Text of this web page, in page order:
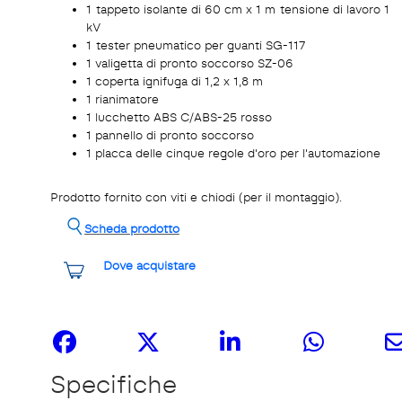
1 tappeto isolante di 60 cm x 1 m tensione di lavoro 1
kV
1 tester pneumatico per guanti SG-117
1 valigetta di pronto soccorso SZ-06
1 coperta ignifuga di 1,2 x 1,8 m
1 rianimatore
1 lucchetto ABS C/ABS-25 rosso
1 pannello di pronto soccorso
1 placca delle cinque regole d'oro per l'automazione
Prodotto fornito con viti e chiodi (per il montaggio).
Dove acquistare
Scheda prodotto
Specifiche